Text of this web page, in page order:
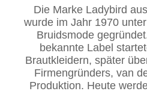
Die Marke Ladybird
wurde im Jahr 1970
Bruidsmode
bekannte Label
Brautkleidern, später
Firmengründers, van
Produktion. Heute